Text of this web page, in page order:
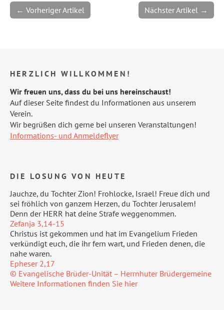
Nächster Artikel →
← Vorheriger Artikel
HERZLICH WILLKOMMEN!
Wir freuen uns, dass du bei uns hereinschaust!
Auf dieser Seite findest du Informationen aus unserem
Verein.
Wir begrüßen dich gerne bei unseren Veranstaltungen!
Informations- und Anmeldeflyer
DIE LOSUNG VON HEUTE
Jauchze, du Tochter Zion! Frohlocke, Israel! Freue dich und
sei fröhlich von ganzem Herzen, du Tochter Jerusalem!
Denn der HERR hat deine Strafe weggenommen.
Zefanja 3,14-15
Christus ist gekommen und hat im Evangelium Frieden
verkündigt euch, die ihr fern wart, und Frieden denen, die
nahe waren.
Epheser 2,17
© Evangelische Brüder-Unität – Herrnhuter Brüdergemeine
Weitere Informationen finden Sie hier